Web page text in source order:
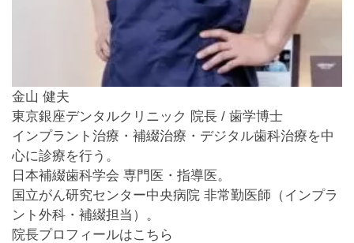
金山 健夫
東京銀座デンタルクリニック 院長 / 歯学博士
インプラント治療・補綴治療・デジタル歯科治療を中
心に診療を行う。
日本補綴歯科学会 専門医・指導医。
国立がん研究センター中央病院 非常勤医師（インプラ
ント外科・補綴担当）。
院長プロフィールはこちら